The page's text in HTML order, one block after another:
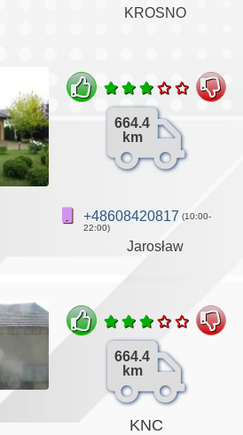
KROSNO
664.4
km
+48608420817 (10:00-
22:00)
Jarosław
664.4
km
KNC